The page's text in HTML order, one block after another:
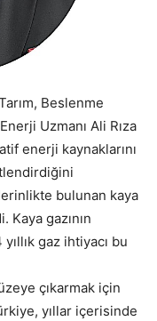
Beslenme
Uzmanı Ali Rıza
enerji kaynaklarını
bulunan kaya
Kaya gazının
gaz ihtiyacı bu
çıkarmak için
yıllar içerisinde